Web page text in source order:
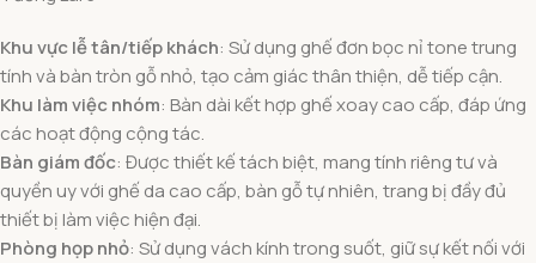
Khu vực lễ tân/tiếp khách: Sử dụng ghế đơn bọc nỉ tone trung
tính và bàn tròn gỗ nhỏ, tạo cảm giác thân thiện, dễ tiếp cận.
Khu làm việc nhóm: Bàn dài kết hợp ghế xoay cao cấp, đáp ứng
các hoạt động cộng tác.
Bàn giám đốc: Được thiết kế tách biệt, mang tính riêng tư và
quyền uy với ghế da cao cấp, bàn gỗ tự nhiên, trang bị đầy đủ
thiết bị làm việc hiện đại.
Phòng họp nhỏ: Sử dụng vách kính trong suốt, giữ sự kết nối với